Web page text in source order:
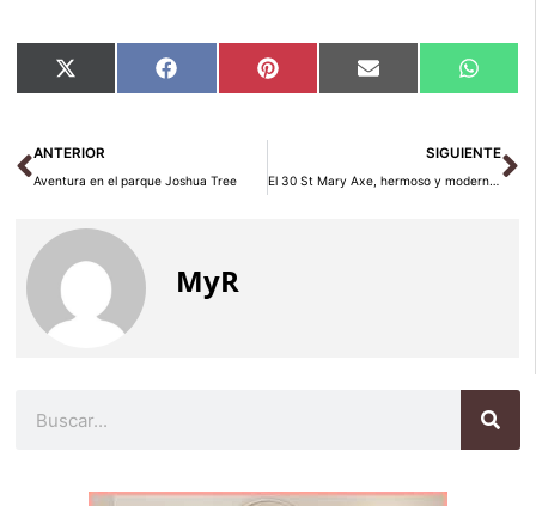
Compartir
en
X
(Twitter)
Compartir
en
Facebook Compartir
en
Pinterest Compartir
en
Email
en
Ant
ANTERIOR
Aventura en el parque Joshua Tree
SIGUIENTE
El 30 St Mary Axe, hermoso y moderno edificio londinense
MyR